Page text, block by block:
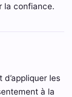
la confiance.
les
à la